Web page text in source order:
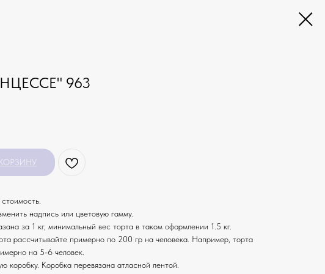
963
надпись или цветовую гамму.
за 1 кг, минимальный вес торта в таком оформлении 1.5 кг.
рассчитывайте примерно по 200 гр на человека. Например, торта
на 5-6 человек.
коробку. Коробка перевязана атласной лентой.